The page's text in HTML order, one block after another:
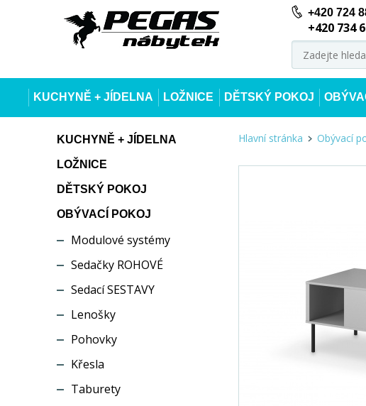
+420 724
+420 734
KUCHYNĚ + JÍDELNA LOŽNICE DĚTSKÝ POKOJ
KUCHYNĚ + JÍDELNA
LOŽNICE
DĚTSKÝ POKOJ
OBÝVACÍ POKOJ
Modulové systémy
Sedačky ROHOVÉ
Sedací SESTAVY
Lenošky
Pohovky
Křesla
Taburety
Hlavní stránka Obývací